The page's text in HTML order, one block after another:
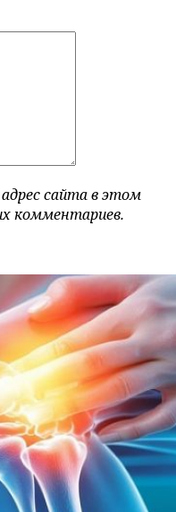
сайта в этом
комментариев.